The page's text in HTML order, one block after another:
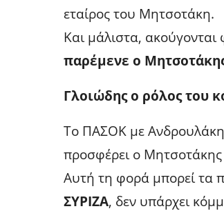
εταίρος του Μητσοτάκη.
Και μάλιστα, ακούγονται
παρέμενε ο
Γλοιώδης ο ρόλος του
Το ΠΑΣΟΚ με Ανδρουλάκη
προσφέρει ο Μητσοτάκης
Αυτή τη φορά μπορεί τα
ΣΥΡΙΖΑ, δεν υπάρχει